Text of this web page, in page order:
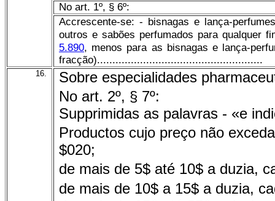
No art. 1º, § 6º:
Accrescente-se: - bisnagas e lança-
outros e sabões perfumados para qualquer
5.890, menos para as bisnagas e lança-
fracção)......................................................
16.
Sobre especialidades
No art. 2º, § 7º:
Supprimidas as palavras - «e
Productos cujo preço não
$020;
de mais de 5$ até 10$ a duzia,
de mais de 10$ a 15$ a duzia,